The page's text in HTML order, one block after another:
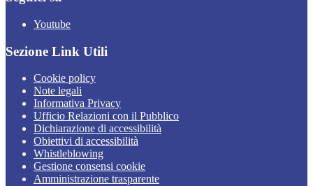
Youtube
Sezione Link Utili
Cookie policy
Note legali
Informativa Privacy
Ufficio Relazioni con il Pubblico
Dichiarazione di accessibilità
Obiettivi di accessibilità
Whistleblowing
Gestione consensi cookie
Amministrazione trasparente